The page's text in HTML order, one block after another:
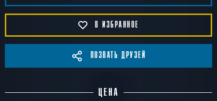
В ИЗБРАННОЕ
ПОЗВАТЬ ДРУЗЕЙ
ЦЕНА